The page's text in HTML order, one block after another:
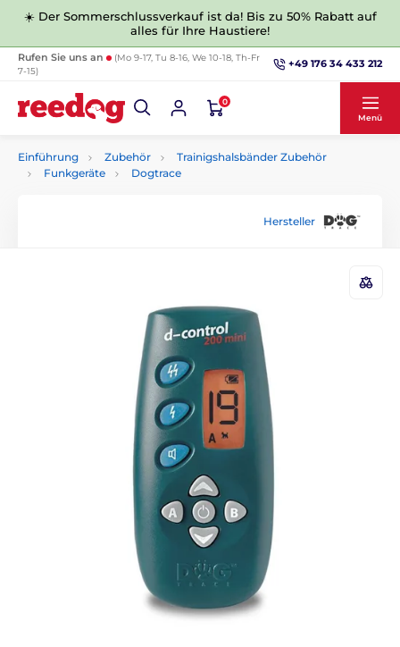
☀️ Der Sommerschlussverkauf ist da! Bis zu 50% Rabatt auf
alles für Ihre Haustiere!
Rufen Sie uns an
(Mo 9-17, Tu 8-16, We 10-18, Th-Fr
7-15)
+49 176 34 433 212
0
Menü
Einführung Zubehör
Trainigshalsbänder Zubehör
Funkgeräte
Dogtrace
Hersteller